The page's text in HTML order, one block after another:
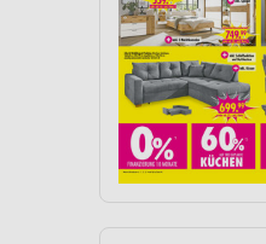
Geräte anhand von aktiv
Nicht-IAB-Verarbeitungszwecke:
Performance